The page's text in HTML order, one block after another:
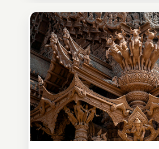
значительно шире.
и Африка — континент,
способен подарить
формат путешествия.